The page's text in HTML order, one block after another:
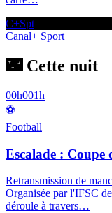
C+Spt
Canal+ Sport
🌃 Cette nuit
00h001h
⚽
Football
Escalade : Coupe
Retransmission de
Organisée par l'IFSC
déroule à travers…